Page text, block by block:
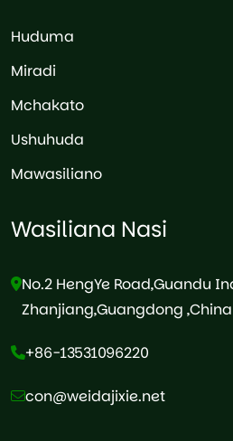
Huduma
Miradi
Mchakato
Ushuhuda
Mawasiliano
Wasiliana Nasi
No.2 HengYe Road,Guandu
Zhanjiang,Guangdong ,China
+86-13531096220
con@weidajixie.net